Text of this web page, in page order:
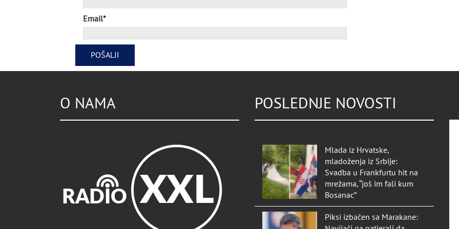
Email*
O NAMA POSLEDNJE NOVOSTI
Mlada iz Hrvatske,
mladoženja iz Srbije:
Svadba u Frankfurtu hit na
mrežama, “još im fali kum
Bosanac”
Piksi izbačen sa Marakane: